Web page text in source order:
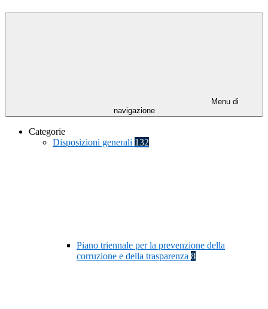
Menu di
navigazione
Categorie
Disposizioni generali 132
Piano triennale per la prevenzione della
corruzione e della trasparenza 8